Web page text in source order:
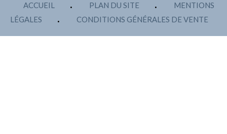
ACCUEIL PLAN DU SITE
MENTIONS
LÉGALES
CONDITIONS GÉNÉRALES DE VENTE